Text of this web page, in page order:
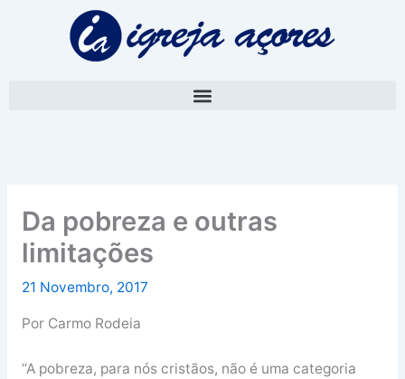
Da pobreza e outras
limitações
21 Novembro, 2017
Por Carmo Rodeia
“A pobreza, para nós cristãos, não é uma categoria